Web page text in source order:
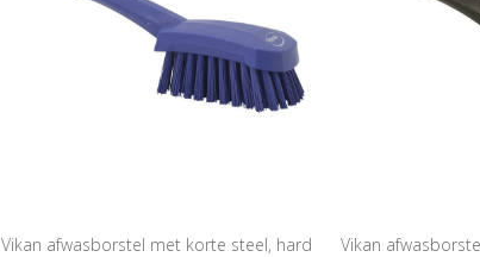
Vikan afwasborstel met korte steel, hard Vikan